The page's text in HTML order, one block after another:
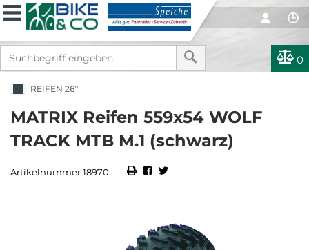
0
REIFEN 26''
MATRIX Reifen 559x54 WOLF
TRACK MTB M.1 (schwarz)
Artikelnummer 18970